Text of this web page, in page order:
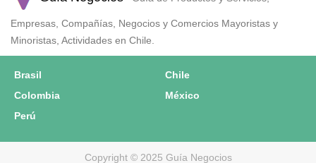
Empresas, Compañías, Negocios y Comercios Mayoristas y
Minoristas, Actividades en Chile.
Brasil
Chile
Colombia
México
Perú
Copyright © 2025 Guía Negocios